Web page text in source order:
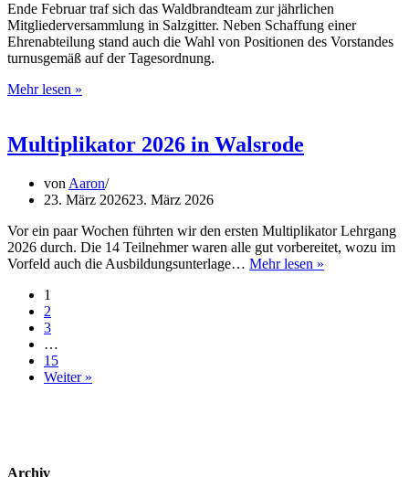
Ende Februar traf sich das Waldbrandteam zur jährlichen
Mitgliederversammlung in Salzgitter. Neben Schaffung einer
Ehrenabteilung stand auch die Wahl von Positionen des Vorstandes
turnusgemäß auf der Tagesordnung.
Mehr lesen »
–
Vorstand
Amt
bestätigt
Multiplikator 2026 in Walsrode
von Aaron
23. März 202623. März 2026
Vor ein paar Wochen führten wir den ersten Multiplikator Lehrgang
2026 durch. Die 14 Teilnehmer waren alle gut vorbereitet, wozu im
Vorfeld auch die Ausbildungsunterlage… Mehr lesen »
1
2
3
…
15
Weiter »
Archiv